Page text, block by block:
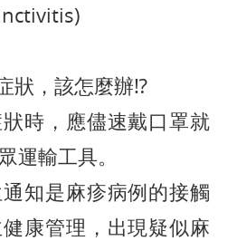
狀，該怎麼辦⁉️
時，應儘速戴口罩就
運輸工具。
知是麻疹病例的接觸
康管理，出現疑似麻